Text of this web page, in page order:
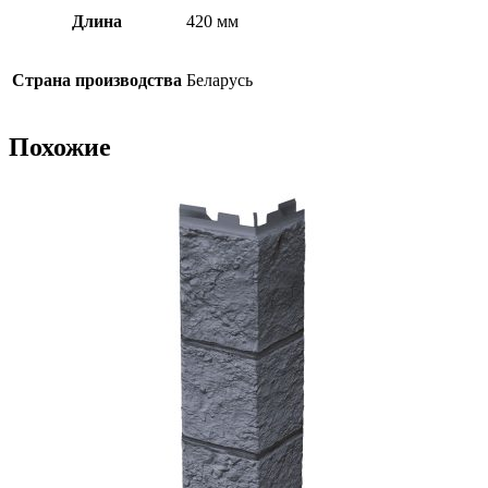
Длина 420 мм
Страна производства Беларусь
Похожие